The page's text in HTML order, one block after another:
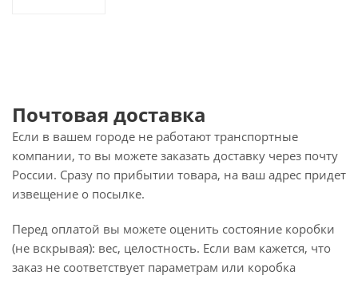
Почтовая доставка
Если в вашем городе не работают транспортные
компании, то вы можете заказать доставку через почту
России. Сразу по прибытии товара, на ваш адрес придет
извещение о посылке.
Перед оплатой вы можете оценить состояние коробки
(не вскрывая): вес, целостность. Если вам кажется, что
заказ не соответствует параметрам или коробка